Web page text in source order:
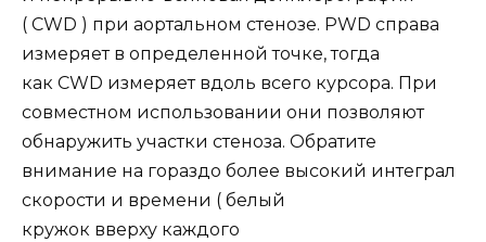
( CWD ) при аортальном стенозе. PWD справа
измеряет в определенной точке, тогда
как CWD измеряет вдоль всего курсора. При
совместном использовании они позволяют
обнаружить участки стеноза. Обратите
внимание на гораздо более высокий интеграл
скорости и времени ( белый
кружок вверху каждого